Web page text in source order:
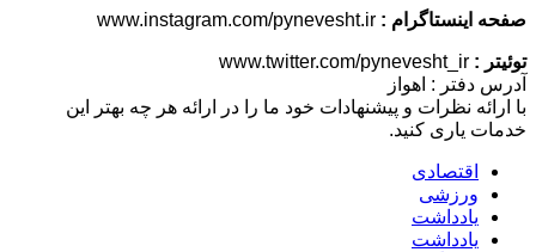
:
www.instagram.com/pynevesht.ir
: اهواز
و پیشنهادات خود ما را در ارائه هر چه بهتر این
کنید.